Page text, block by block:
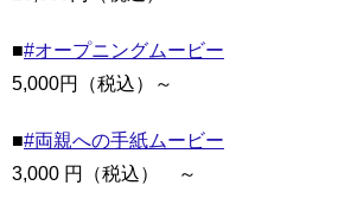
■#オープニングムービー
5,000円（税込）～
■#両親への手紙ムービー
3,000 円（税込） ～